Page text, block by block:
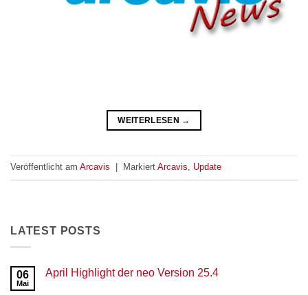
WEITERLESEN →
Veröffentlicht am Arcavis Markiert Arcavis, Update
LATEST POSTS
06
Mai
April Highlight der neo Version 25.4